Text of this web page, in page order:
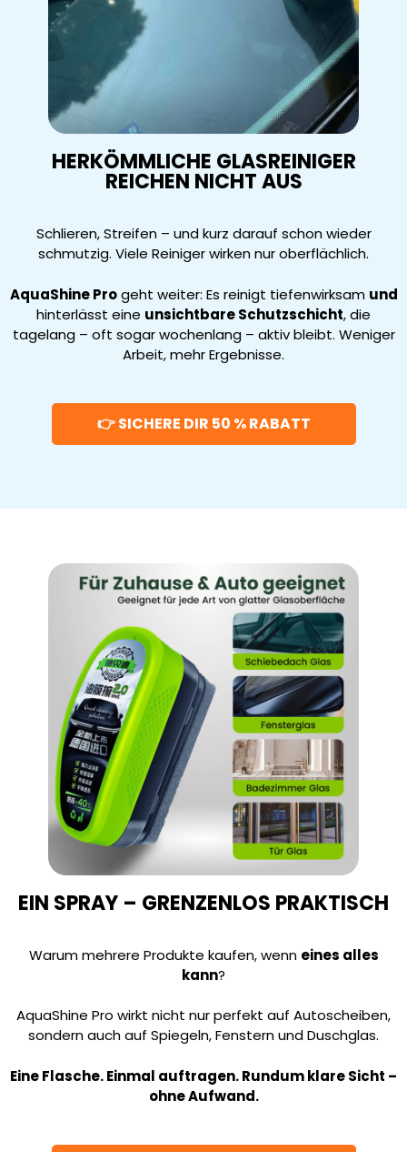
HERKÖMMLICHE GLASREINIGER
REICHEN NICHT AUS
Schlieren, Streifen – und kurz darauf schon wieder
schmutzig. Viele Reiniger wirken nur oberflächlich.
AquaShine Progeht weiter: Es reinigt tiefenwirksam und
hinterlässt eine unsichtbare Schutzschicht, die
tagelang – oft sogar wochenlang – aktiv bleibt. Weniger
Arbeit, mehr Ergebnisse.
👉 SICHERE DIR 50 % RABATT
EIN SPRAY – GRENZENLOS PRAKTISCH
Warum mehrere Produkte kaufen, wenn eines alles
kann?
AquaShine Pro wirkt nicht nur perfekt auf Autoscheiben,
sondern auch auf Spiegeln, Fenstern und Duschglas.
Eine Flasche. Einmal auftragen. Rundum klare Sicht –
ohne Aufwand.